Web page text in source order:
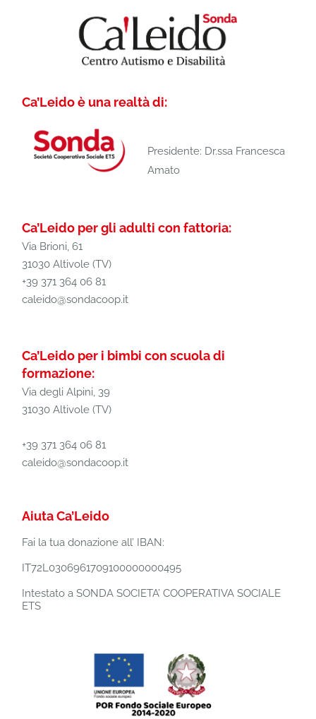
Ca’Leido è una realtà di:
Presidente: Dr.ssa Francesca
Amato
Ca’Leido per gli adulti con fattoria:
Via Brioni, 61
31030 Altivole (TV)
+39 371 364 06 81
caleido@sondacoop.it
Ca’Leido per i bimbi con scuola di
formazione:
Via degli Alpini, 39
31030 Altivole (TV)
+39 371 364 06 81
caleido@sondacoop.it
Aiuta Ca’Leido
Fai la tua donazione all’ IBAN:
IT72L0306961709100000000495
Intestato a SONDA SOCIETA’ COOPERATIVA SOCIALE
ETS